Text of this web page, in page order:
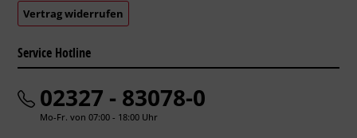
Vertrag widerrufen
Service Hotline
02327 - 83078-0
Mo-Fr. von 07:00 - 18:00 Uhr